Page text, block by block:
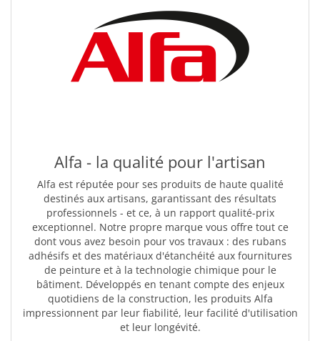
Alfa - la qualité pour l'artisan
Alfa est réputée pour ses produits de haute qualité
destinés aux artisans, garantissant des résultats
professionnels - et ce, à un rapport qualité-prix
exceptionnel. Notre propre marque vous offre tout ce
dont vous avez besoin pour vos travaux : des rubans
adhésifs et des matériaux d'étanchéité aux fournitures
de peinture et à la technologie chimique pour le
bâtiment. Développés en tenant compte des enjeux
quotidiens de la construction, les produits Alfa
impressionnent par leur fiabilité, leur facilité d'utilisation
et leur longévité.